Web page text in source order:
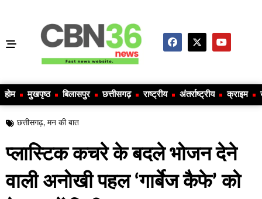
होम मुखपृष्ठ बिलासपुर छत्तीसगढ़ राष्ट्रीय अंतर्राष्ट्रीय क्राइम
छत्तीसगढ़, मन की बात
प्लास्टिक कचरे के बदले भोजन देने
वाली अनोखी पहल ‘गार्बेज कैफे’ को